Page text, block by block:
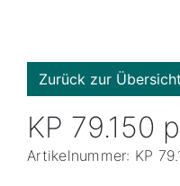
Zurück zur Übersicht
KP 79.150
Artikelnummer: KP